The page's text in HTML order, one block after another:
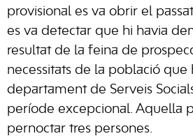
provisional es va obrir el
es va detectar que hi havia
resultat de la feina de
necessitats de la població que
departament de Serveis
període excepcional. Aquella
pernoctar tres persones.